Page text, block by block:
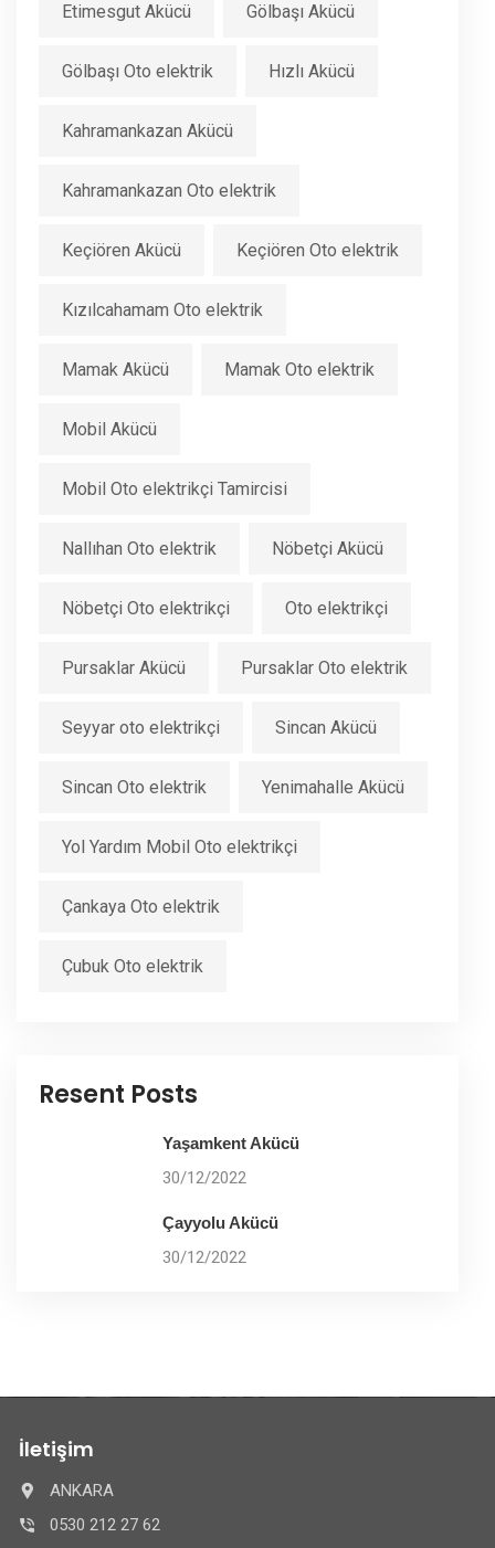
Etimesgut Akücü Gölbaşı Akücü
Gölbaşı Oto elektrik Hızlı Akücü
Kahramankazan Akücü
Kahramankazan Oto elektrik
Keçiören Akücü Keçiören Oto elektrik
Kızılcahamam Oto elektrik
Mamak Akücü Mamak Oto elektrik
Mobil Akücü
Mobil Oto elektrikçi Tamircisi
Nallıhan Oto elektrik Nöbetçi Akücü
Nöbetçi Oto elektrikçi Oto elektrikçi
Pursaklar Akücü Pursaklar Oto elektrik
Seyyar oto elektrikçi Sincan Akücü
Sincan Oto elektrik Yenimahalle Akücü
Yol Yardım Mobil Oto elektrikçi
Çankaya Oto elektrik
Çubuk Oto elektrik
Resent Posts
Yaşamkent Akücü
30/12/2022
Çayyolu Akücü
30/12/2022
İletişim
ANKARA
0530 212 27 62